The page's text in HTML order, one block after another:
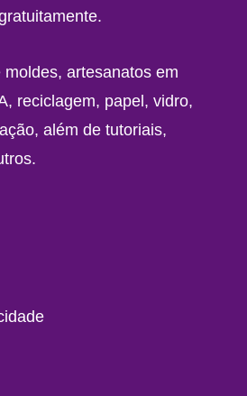
artesanatos em
reciclagem, papel, vidro,
além de tutoriais,